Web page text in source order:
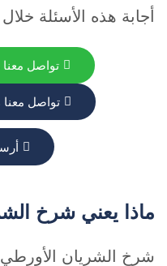
أجابة هذه الأسئلة
تواصل
تواصل
ماذا يعني شرخ
شرخ الشريان